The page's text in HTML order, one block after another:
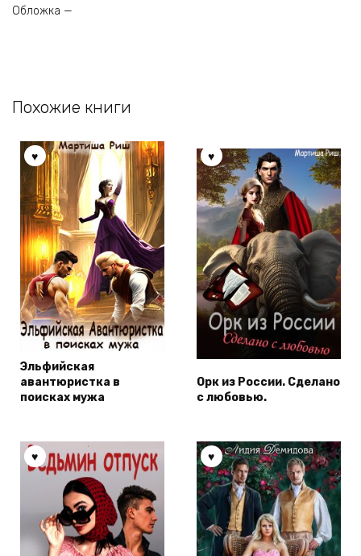
Обложка —
Похожие книги
Эльфийская
авантюристка в
поисках мужа
Орк из России. Сделано
с любовью.